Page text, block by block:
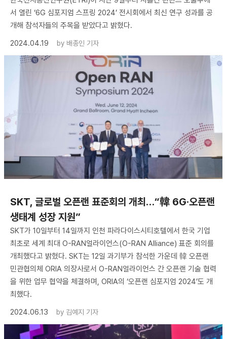
서 열린 ‘6G 심포지엄 스프링 2024’ 전시회에서 최신 연구 성과를 공
개해 참석자들의 주목을 받았다고 밝혔다.
2024.04.19
by 배종인 기자
SKT, 글로벌 오픈랜 표준회의 개최…“韓 6G·오픈랜
생태계 성장 지원”
SKT가 10일부터 14일까지 인천 파라다이스시티호텔에서 한국 기업
최초로 세계 최대 O-RAN얼라이언스(O-RAN Alliance) 표준 회의를
개최했다고 밝혔다. SKT는 12일 과기부가 참석한 가운데 韓 오픈랜
민관협의체 ORIA 의장사로서 O-RAN얼라이언스 간 오픈랜 기술 협력
을 위한 업무 협약을 체결하며, ORIA의 ‘오픈랜 심포지엄 2024’도 개
최했다.
2024.06.13
by 김예지 기자